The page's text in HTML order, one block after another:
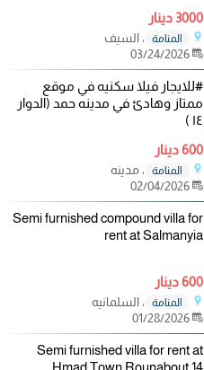
3000 دينار
المنامة
، السيف
03/24/2026
#للايجار فيلا سكنيه في موقع
ممتاز وهادئ في مدينه حمد (الدوار
١٤ )
600 دينار
المنامة
، مدينه
02/04/2026
Semi furnished compound villa for
rent at Salmanyia
600 دينار
المنامة
، السلمانيه
01/28/2026
Semi furnished villa for rent at
Hmad Town Rounabout 14